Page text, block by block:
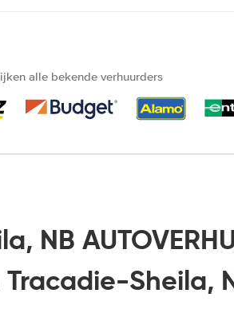
alle bekende verhuurders
NB
Sheila,